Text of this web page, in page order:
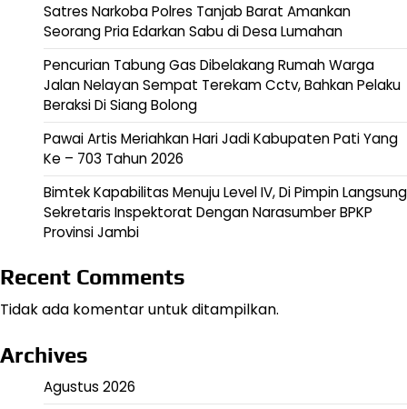
Satres Narkoba Polres Tanjab Barat Amankan
Seorang Pria Edarkan Sabu di Desa Lumahan
Pencurian Tabung Gas Dibelakang Rumah Warga
Jalan Nelayan Sempat Terekam Cctv, Bahkan Pelaku
Beraksi Di Siang Bolong
Pawai Artis Meriahkan Hari Jadi Kabupaten Pati Yang
Ke – 703 Tahun 2026
Bimtek Kapabilitas Menuju Level IV, Di Pimpin Langsung
Sekretaris Inspektorat Dengan Narasumber BPKP
Provinsi Jambi
Recent Comments
Tidak ada komentar untuk ditampilkan.
Archives
Agustus 2026